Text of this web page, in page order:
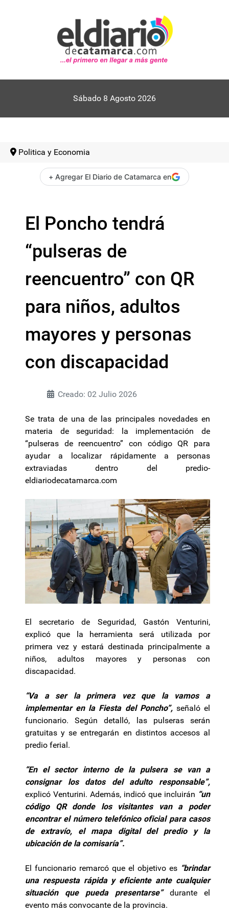
Sábado 8 Agosto 2026
Politica y Economia
+ Agregar El Diario de Catamarca en
El Poncho tendrá
“pulseras de
reencuentro” con QR
para niños, adultos
mayores y personas
con discapacidad
Creado: 02 Julio 2026
Se trata de una de las principales novedades en
materia de seguridad: la implementación de
“pulseras de reencuentro” con código QR para
ayudar a localizar rápidamente a personas
extraviadas dentro del predio-
eldiariodecatamarca.com
El secretario de Seguridad, Gastón Venturini,
explicó que la herramienta será utilizada por
primera vez y estará destinada principalmente a
niños, adultos mayores y personas con
discapacidad.
“Va a ser la primera vez que la vamos a
implementar en la Fiesta del Poncho”,señaló el
funcionario. Según detalló, las pulseras serán
gratuitas y se entregarán en distintos accesos al
predio ferial.
“En el sector interno de la pulsera se van a
consignar los datos del adulto responsable”,
explicó Venturini. Además, indicó que incluirán “un
código QR donde los visitantes van a poder
encontrar el número telefónico oficial para casos
de extravío, el mapa digital del predio y la
ubicación de la comisaría”.
El funcionario remarcó que el objetivo es “brindar
una respuesta rápida y eficiente ante cualquier
situación que pueda presentarse”durante el
evento más convocante de la provincia.